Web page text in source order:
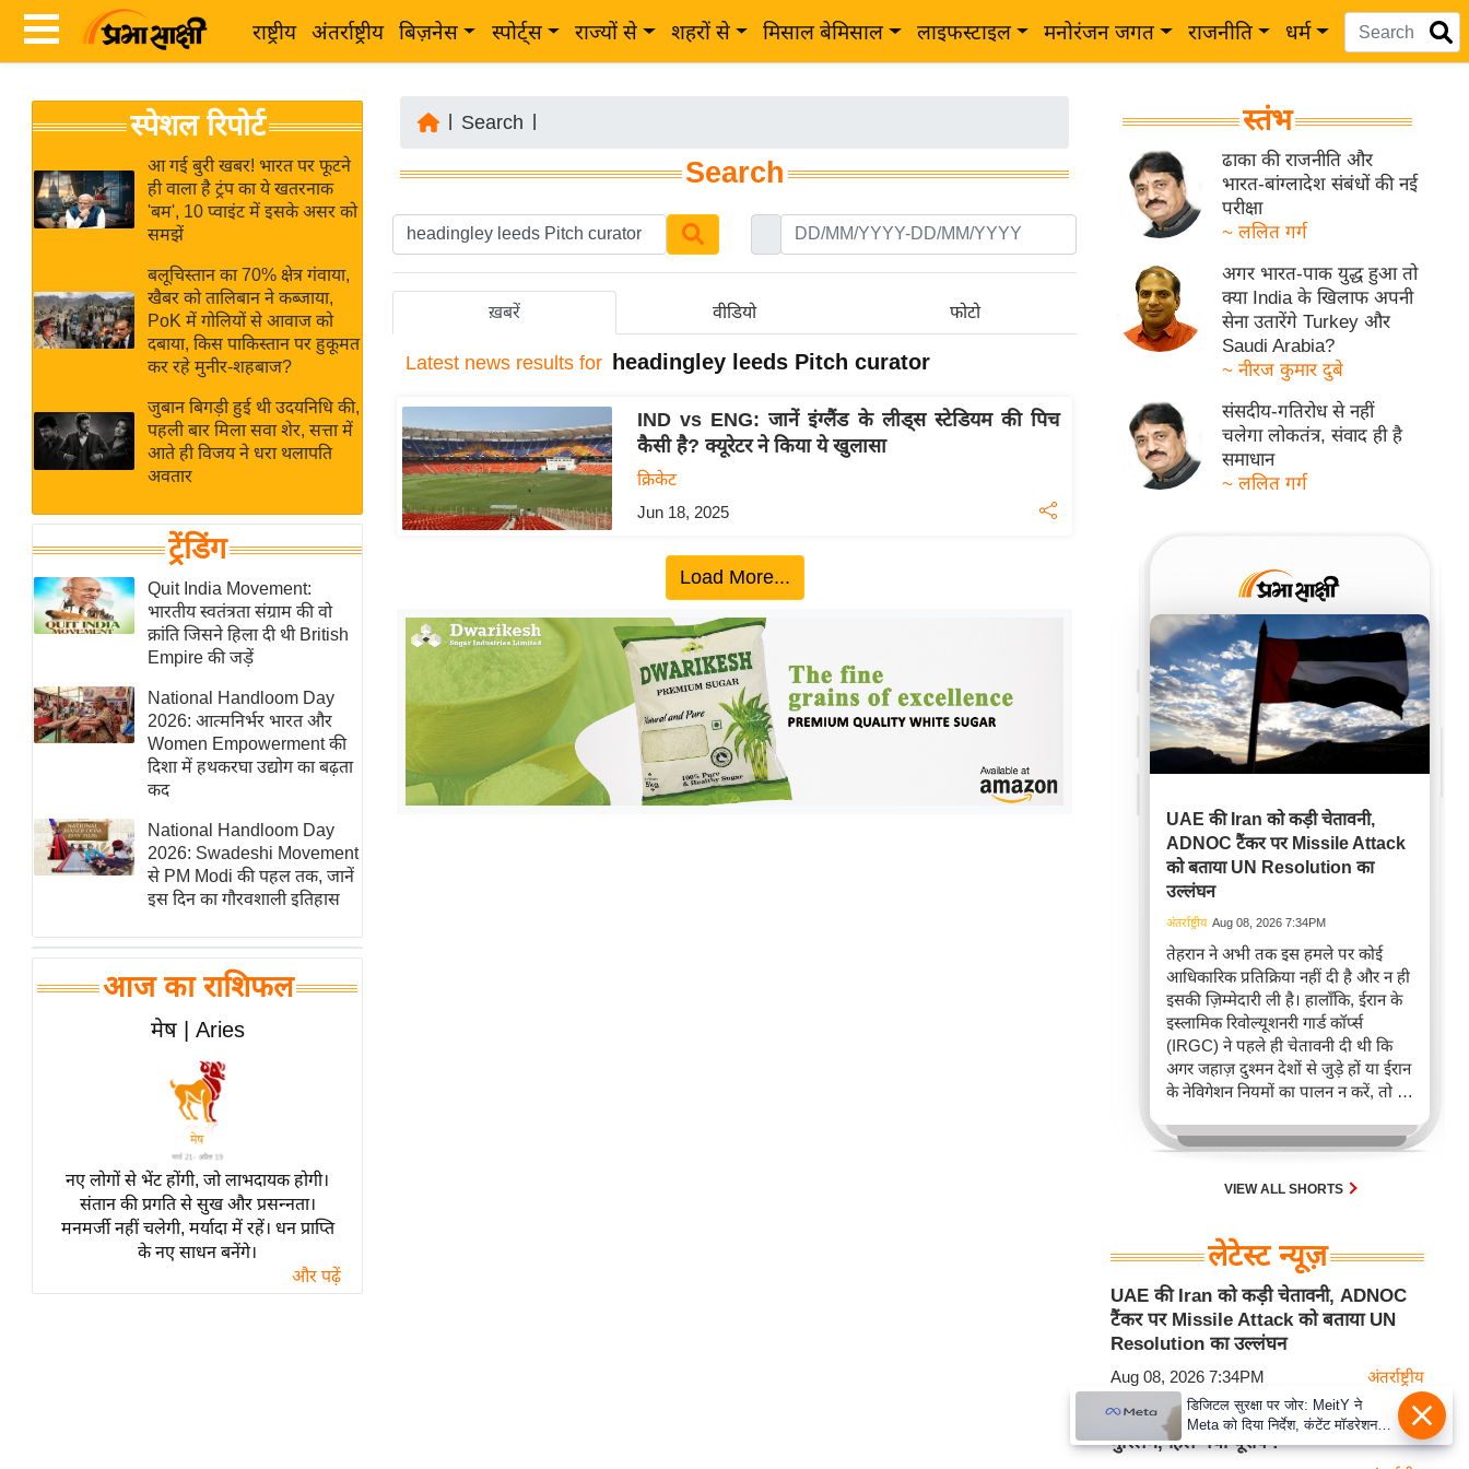
राष्ट्रीय अंतर्राष्ट्रीय बिज़नेस स्पोर्ट्स राज्यों से शहरों से मिसाल बेमिसाल लाइफस्टाइल मनोरंजन जगत राजनीति धर्म
News
Hindi
Live
News in
Hindi
News
Hindi
Videos
ख
ब
र
अंतर्राष्ट्रीय
बिज़नेस
विशेषज्ञ
राय
खेल
क्रिकेट
IPL
2026
ई-पेपर
मिसाल बेमिसाल
शख्सियत
यंग इंडिया
साहित्य जगत
ऑटो वर्ल्ड
न्यूज ब्रीफ
बॉलीवुड
हॉलीवुड
फिल्म समीक्षा
लाइफस्टाइल
टेक्नॉलॉजी
ब्यूटी/फैशन
घरेलू नुस्खे
पर्यटन स्थल
फिटनेस मंत्रा
स्पेशल रिपोर्ट
आ गई बुरी खबर! भारत पर फूटने
ही वाला है ट्रंप का ये खतरनाक
'बम', 10 प्वाइंट में इसके असर को
समझें
बलूचिस्तान का 70% क्षेत्र गंवाया,
खैबर को तालिबान ने कब्जाया,
PoK में गोलियों से आवाज को
दबाया, किस पाकिस्तान पर हुकूमत
कर रहे मुनीर-शहबाज?
जुबान बिगड़ी हुई थी उदयनिधि की,
पहली बार मिला सवा शेर, सत्ता में
आते ही विजय ने धरा थलापति
अवतार
ट्रेंडिंग
Quit India Movement:
भारतीय स्वतंत्रता संग्राम की वो
क्रांति जिसने हिला दी थी British
Empire की जड़ें
National Handloom Day
2026: आत्मनिर्भर भारत और
Women Empowerment की
दिशा में हथकरघा उद्योग का बढ़ता
कद
National Handloom Day
2026: Swadeshi Movement
से PM Modi की पहल तक, जानें
इस दिन का गौरवशाली इतिहास
आज का राशिफल
मेष | Aries
नए लोगों से भेंट होंगी, जो लाभदायक होगी।
संतान की प्रगति से सुख और प्रसन्नता।
मनमर्जी नहीं चलेगी, मर्यादा में रहें। धन प्राप्ति
के नए साधन बनेंगे।
और पढ़ें
Search
Search
ख़बरें वीडियो फोटो
Latest news results for headingley leeds Pitch curator
IND vs ENG: जानें इंग्लैंड के लीड्स स्टेडियम की पिच
कैसी है? क्यूरेटर ने किया ये खुलासा
क्रिकेट
Jun 18, 2025
Load More...
स्तंभ
ढाका की राजनीति और
भारत-बांग्लादेश संबंधों की नई
परीक्षा
~ ललित गर्ग
अगर भारत-पाक युद्ध हुआ तो
क्या India के खिलाफ अपनी
सेना उतारेंगे Turkey और
Saudi Arabia?
~ नीरज कुमार दुबे
संसदीय-गतिरोध से नहीं
चलेगा लोकतंत्र, संवाद ही है
समाधान
~ ललित गर्ग
UAE की Iran को कड़ी चेतावनी,
ADNOC टैंकर पर Missile Attack
को बताया UN Resolution का
उल्लंघन
अंतर्राष्ट्रीय Aug 08, 2026 7:34PM
तेहरान ने अभी तक इस हमले पर कोई
आधिकारिक प्रतिक्रिया नहीं दी है और न ही
इसकी ज़िम्मेदारी ली है। हालाँकि, ईरान के
इस्लामिक रिवोल्यूशनरी गार्ड कॉर्प्स
(IRGC) ने पहले ही चेतावनी दी थी कि
अगर जहाज़ दुश्मन देशों से जुड़े हों या ईरान
के नेविगेशन नियमों का पालन न करें, तो वे
ख़िलाफ़ सख़्त कार्रवाई कर सकते हैं।
VIEW ALL SHORTS
लेटेस्ट न्यूज़
UAE की Iran को कड़ी चेतावनी, ADNOC
टैंकर पर Missile Attack को बताया UN
Resolution का उल्लंघन
Aug 08, 2026 7:34PM अंतर्राष्ट्रीय
हिंदुओं को धोखा देने वाले इस देश को ले डूबे
मुस्लिम, हिल गया यूरोप !
डिजिटल सुरक्षा पर जोर: MeitY ने
Meta को दिया निर्देश, कंटेंट मॉडरेशन
मजबूत करे